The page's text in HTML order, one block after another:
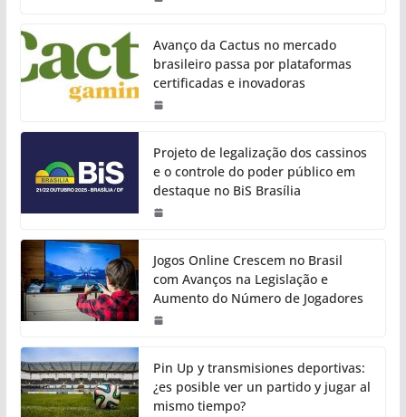
Avanço da Cactus no mercado
brasileiro passa por plataformas
certificadas e inovadoras
Projeto de legalização dos cassinos
e o controle do poder público em
destaque no BiS Brasília
Jogos Online Crescem no Brasil
com Avanços na Legislação e
Aumento do Número de Jogadores
Pin Up y transmisiones deportivas:
¿es posible ver un partido y jugar al
mismo tiempo?